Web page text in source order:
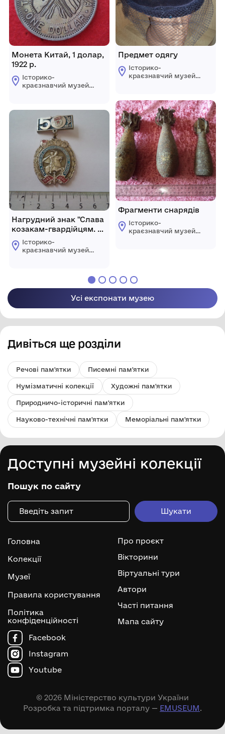
Монета Китай, 1 долар,
1922 р.
Історико-
краєзнавчий музей
Одеського району
Одеської області
Нагрудний знак "Слава
козакам-гвардійцям. 50
років "
Історико-
краєзнавчий музей
Предмет одягу
Історико-
краєзнавчий музей
Одеського району
Одеської області
Фрагменти снарядів
Історико-
краєзнавчий музей
Усі експонати музею
Дивіться ще розділи
Речові пам'ятки Писемні пам'ятки
Нумізматичні колекції Художні пам'ятки
Природничо-історичні пам'ятки
Науково-технічні пам'ятки Меморіальні пам'ятки
Доступні музейні колекції
Пошук по сайту
Головна
Колекції
Музеї
Правила користування
Політика
конфіденційності
Про проєкт
Вікторини
Віртуальні тури
Автори
Часті питання
Мапа сайту
Facebook
Instagram
Youtube
© 2026 Міністерство культури України
Розробка та підтримка порталу — EMUSEUM.